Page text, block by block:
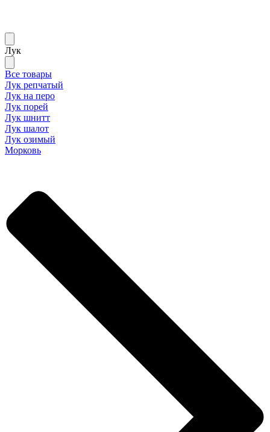
Лук
Все товары
Лук репчатый
Лук на перо
Лук порей
Лук шнитт
Лук шалот
Лук озимый
Морковь